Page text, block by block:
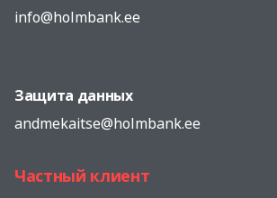
info@holmbank.ee
Защита данных
andmekaitse@holmbank.ee
Частный клиент